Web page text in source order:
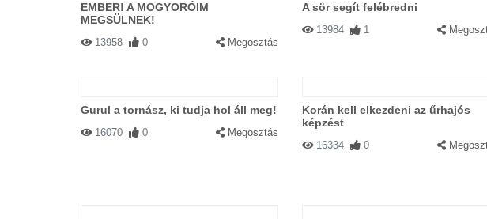
EMBER! A MOGYORÓIM
MEGSÜLNEK!
13958 0 Megosztás
A sör segít felébredni
13984 1
Gurul a tornász, ki tudja hol áll meg!
16070 0 Megosztás
Korán kell elkezdeni az űrhajós
képzést
16334 0